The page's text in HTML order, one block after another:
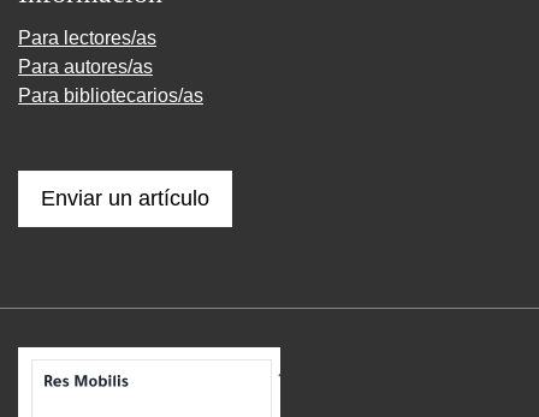
Para lectores/as
Para autores/as
Para bibliotecarios/as
Enviar un artículo